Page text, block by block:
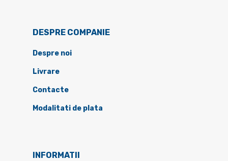
DESPRE COMPANIE
Despre noi
Livrare
Contacte
Modalitati de plata
INFORMATII